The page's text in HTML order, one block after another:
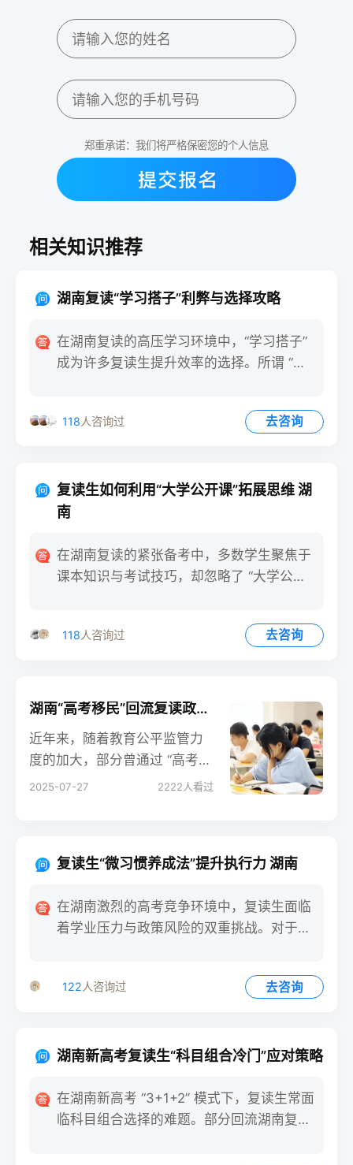
郑重承诺：我们将严格保密您的个人信息
相关知识推荐
湖南复读“学习搭子”利弊与选择攻略
在湖南复读的高压学习环境中，“学习搭子”
成为许多复读生提升效率的选择。所谓 “学
118人咨询过 去咨询
复读生如何利用“大学公开课”拓展思维 湖
南
在湖南复读的紧张备考中，多数学生聚焦于
课本知识与考试技巧，却忽略了 “大学公开
118人咨询过 去咨询
湖南“高考移民”回流复读政策风险
近年来，随着教育公平监管力
度的加大，部分曾通过 “高考移
民” 赴外省参加考试的湖南籍学
家长的高度重视。湖南作为高
籍的审核日趋严格，盲目回流
可能面临报名受阻、资格取消
2025-07-27 2222 人看过
复读生“微习惯养成法”提升执行力 湖南
在湖南激烈的高考竞争环境中，复读生面临
着学业压力与政策风险的双重挑战。对于选
122人咨询过 去咨询
湖南新高考复读生“科目组合冷门”应对策略
在湖南新高考 “3+1+2” 模式下，复读生常面
临科目组合选择的难题。部分回流湖南复读